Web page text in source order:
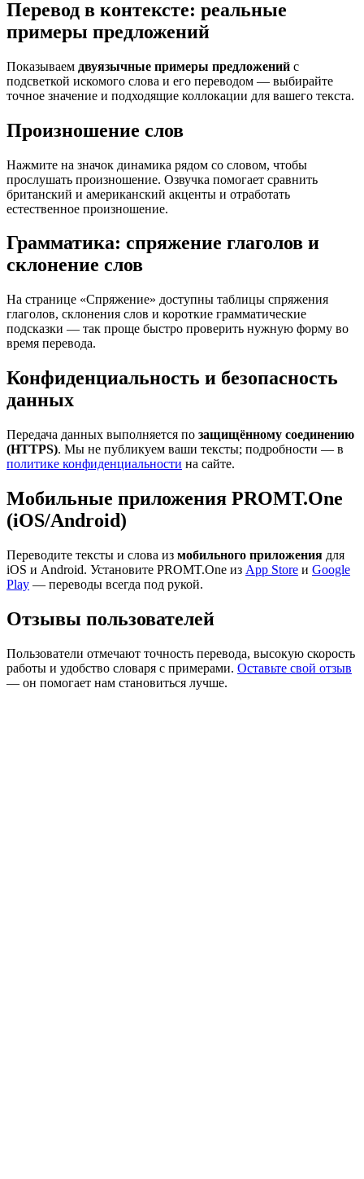
Перевод в контексте: реальные
примеры предложений
Показываем двуязычные примеры предложений с
подсветкой искомого слова и его переводом — выбирайте
точное значение и подходящие коллокации для вашего текста.
Произношение слов
Нажмите на значок динамика рядом со словом, чтобы
прослушать произношение. Озвучка помогает сравнить
британский и американский акценты и отработать
естественное произношение.
Грамматика: спряжение глаголов и
склонение слов
На странице «Спряжение» доступны таблицы спряжения
глаголов, склонения слов и короткие грамматические
подсказки — так проще быстро проверить нужную форму во
время перевода.
Конфиденциальность и безопасность
данных
Передача данных выполняется по защищённому соединению
(HTTPS). Мы не публикуем ваши тексты; подробности — в
политике конфиденциальности на сайте.
Мобильные приложения PROMT.One
(iOS/Android)
Переводите тексты и слова из мобильного приложения для
iOS и Android. Установите PROMT.One из App Store и Google
Play — переводы всегда под рукой.
Отзывы пользователей
Пользователи отмечают точность перевода, высокую скорость
работы и удобство словаря с примерами. Оставьте свой отзыв
— он помогает нам становиться лучше.